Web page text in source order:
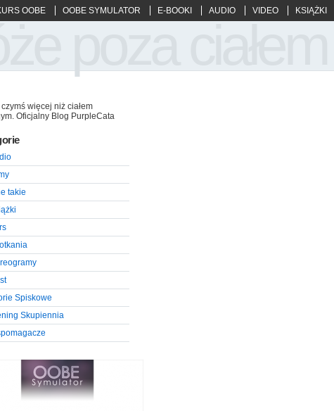
OOBE OOBE SYMULATOR E-BOOKI AUDIO VIDEO KSIĄŻKI
więcej niż ciałem
Oficjalny Blog PurpleCata
takie
Spiskowe
Skupiennia